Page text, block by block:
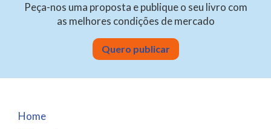
Peça-nos uma proposta e publique o seu livro com
as melhores condições de mercado
Quero publicar
Home